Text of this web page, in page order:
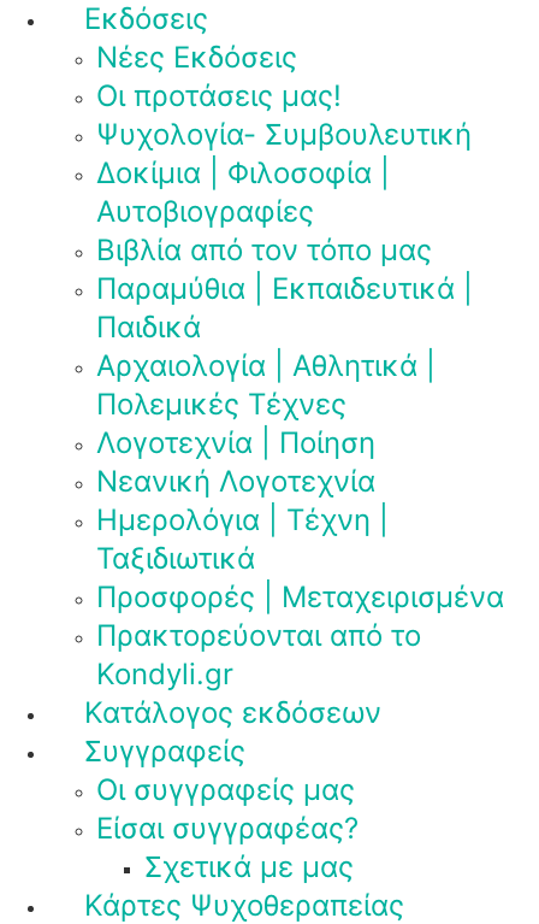
Εκδόσεις
Νέες Εκδόσεις
Οι προτάσεις μας!
Ψυχολογία- Συμβουλευτική
Δοκίμια | Φιλοσοφία |
Αυτοβιογραφίες
Βιβλία από τον τόπο μας
Παραμύθια | Εκπαιδευτικά |
Παιδικά
Αρχαιολογία | Αθλητικά |
Πολεμικές Τέχνες
Λογοτεχνία | Ποίηση
Νεανική Λογοτεχνία
Ημερολόγια | Τέχνη |
Ταξιδιωτικά
Προσφορές | Μεταχειρισμένα
Πρακτορεύονται από το
Kondyli.gr
Κατάλογος εκδόσεων
Συγγραφείς
Οι συγγραφείς μας
Είσαι συγγραφέας?
Σχετικά με μας
Κάρτες Ψυχοθεραπείας